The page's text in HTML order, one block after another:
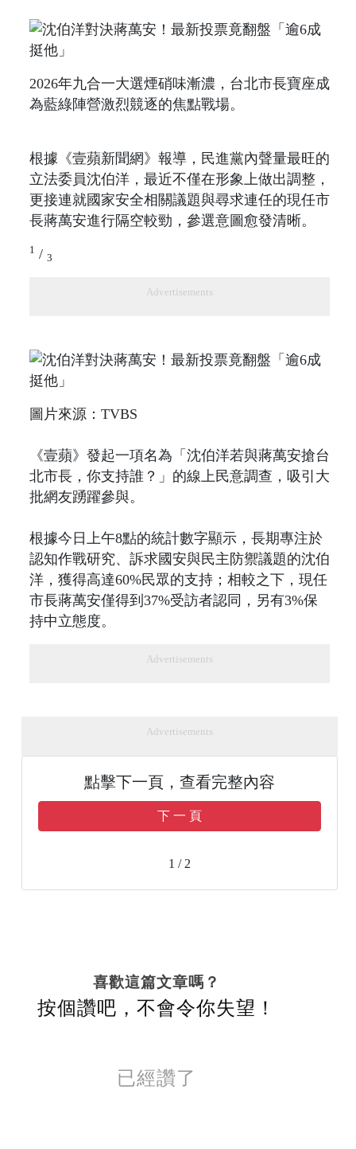
2026年九合一大選煙硝味漸濃，台北市長寶座成
為藍綠陣營激烈競逐的焦點戰場。
根據《壹蘋新聞網》報導，民進黨內聲量最旺的
立法委員沈伯洋，最近不僅在形象上做出調整，
更接連就國家安全相關議題與尋求連任的現任市
長蔣萬安進行隔空較勁，參選意圖愈發清晰。
1 / 3
Advertisements
圖片來源：TVBS
《壹蘋》發起一項名為「沈伯洋若與蔣萬安搶台
北市長，你支持誰？」的線上民意調查，吸引大
批網友踴躍參與。
根據今日上午8點的統計數字顯示，長期專注於
認知作戰研究、訴求國安與民主防禦議題的沈伯
洋，獲得高達60%民眾的支持；相較之下，現任
市長蔣萬安僅得到37%受訪者認同，另有3%保
持中立態度。
Advertisements
Advertisements
點擊下一頁，查看完整內容
下 一 頁
1 / 2
喜歡這篇文章嗎？
按個讚吧，不會令你失望！
已經讚了